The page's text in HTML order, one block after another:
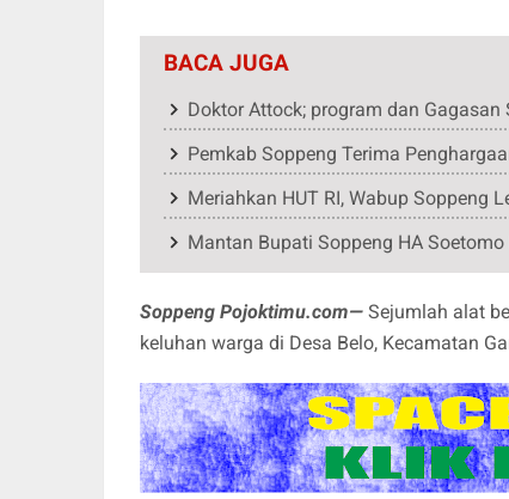
BACA JUGA
Doktor Attock; program dan
Pemkab Soppeng Terima
Meriahkan HUT RI, Wabup Soppeng
Mantan Bupati Soppeng HA
Soppeng Pojoktimu.com— Sejumlah alat
keluhan warga di Desa Belo, Kecamatan